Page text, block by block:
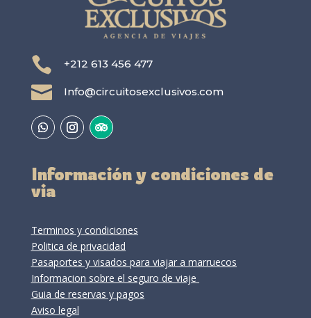
 +212 613 456 477
 Info@circuitosexclusivos.com
Información y condiciones de
via
Terminos y condiciones
Politica de privacidad
Pasaportes y visados para viajar a marruecos
Informacion sobre el seguro de viaje
Guia de reservas y pagos
Aviso legal